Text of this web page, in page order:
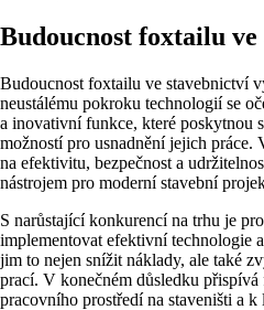
Budoucnost foxtailu
Budoucnost foxtailu ve stavebnictví
neustálému pokroku technologií se
a inovativní funkce, které poskytnou
možností pro usnadnění jejich práce.
na efektivitu, bezpečnost a
nástrojem pro moderní stavební
S narůstající konkurencí na trhu je
implementovat efektivní technologie
jim to nejen snížit náklady, ale také
prací. V konečném důsledku
pracovního prostředí na staveništi a